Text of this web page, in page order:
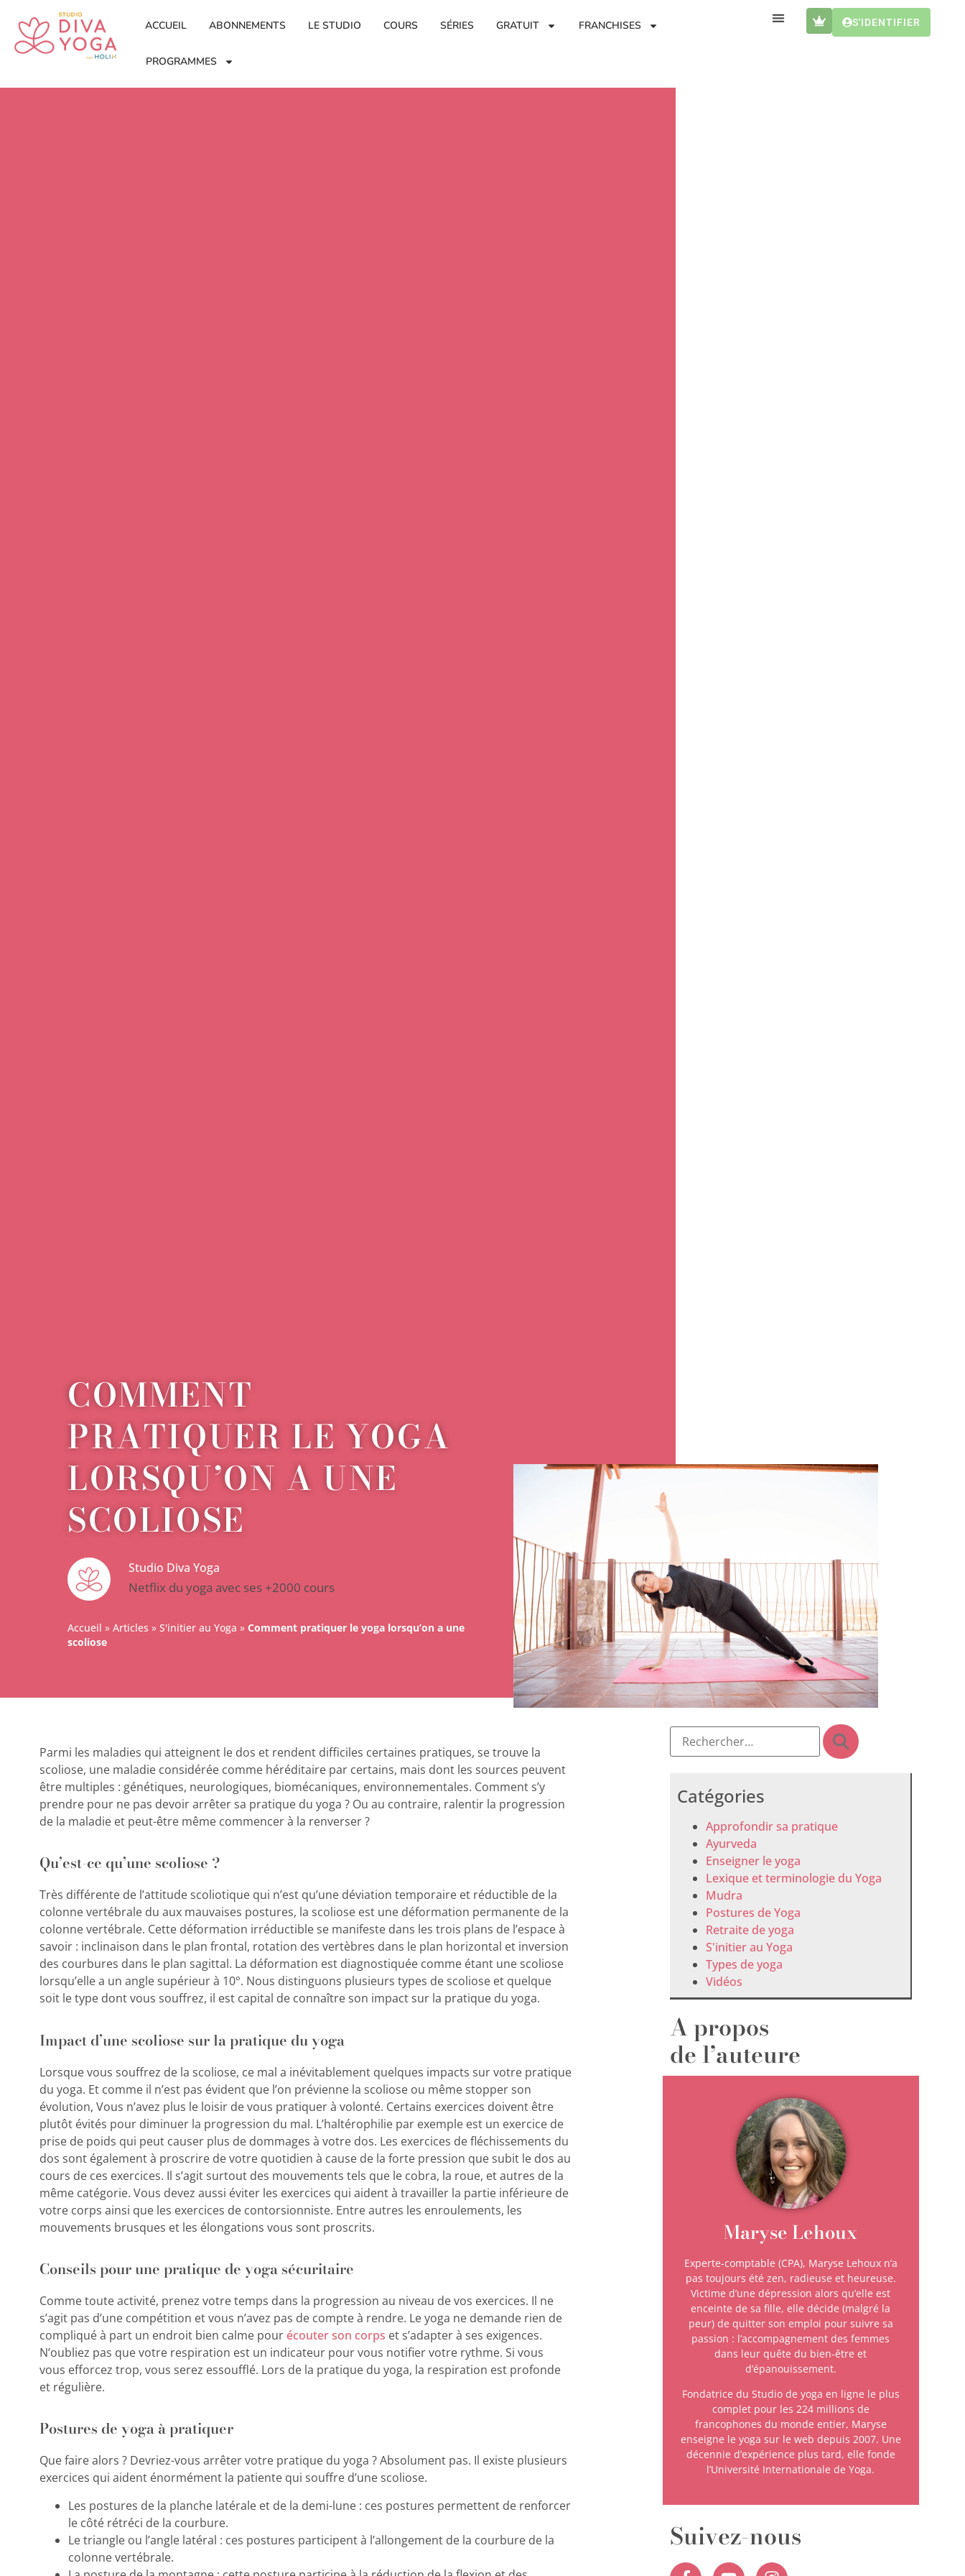
ACCUEIL ABONNEMENTS LE STUDIO COURS SÉRIES GRATUIT FRANCHISES
PROGRAMMES
S'IDENTIFIER
COMMENT
PRATIQUER LE YOGA
LORSQU’ON A UNE
SCOLIOSE
Studio Diva Yoga
Netflix du yoga avec ses +2000 cours
Accueil »Articles »S'initier au Yoga »Comment pratiquer le yoga lorsqu’on a une
scoliose
Parmi les maladies qui atteignent le dos et rendent difficiles certaines pratiques, se trouve la
scoliose, une maladie considérée comme héréditaire par certains, mais dont les sources peuvent
être multiples : génétiques, neurologiques, biomécaniques, environnementales. Comment s’y
prendre pour ne pas devoir arrêter sa pratique du yoga ? Ou au contraire, ralentir la progression
de la maladie et peut-être même commencer à la renverser ?
Qu’est-ce qu’une scoliose ?
Très différente de l’attitude scoliotique qui n’est qu’une déviation temporaire et réductible de la
colonne vertébrale du aux mauvaises postures, la scoliose est une déformation permanente de la
colonne vertébrale. Cette déformation irréductible se manifeste dans les trois plans de l’espace à
savoir : inclinaison dans le plan frontal, rotation des vertèbres dans le plan horizontal et inversion
des courbures dans le plan sagittal. La déformation est diagnostiquée comme étant une scoliose
lorsqu’elle a un angle supérieur à 10°. Nous distinguons plusieurs types de scoliose et quelque
soit le type dont vous souffrez, il est capital de connaître son impact sur la pratique du yoga.
Impact d’une scoliose sur la pratique du yoga
Lorsque vous souffrez de la scoliose, ce mal a inévitablement quelques impacts sur votre pratique
du yoga. Et comme il n’est pas évident que l’on prévienne la scoliose ou même stopper son
évolution, Vous n’avez plus le loisir de vous pratiquer à volonté. Certains exercices doivent être
plutôt évités pour diminuer la progression du mal. L’haltérophilie par exemple est un exercice de
prise de poids qui peut causer plus de dommages à votre dos. Les exercices de fléchissements du
dos sont également à proscrire de votre quotidien à cause de la forte pression que subit le dos au
cours de ces exercices. Il s’agit surtout des mouvements tels que le cobra, la roue, et autres de la
même catégorie. Vous devez aussi éviter les exercices qui aident à travailler la partie inférieure de
votre corps ainsi que les exercices de contorsionniste. Entre autres les enroulements, les
mouvements brusques et les élongations vous sont proscrits.
Conseils pour une pratique de yoga sécuritaire
Comme toute activité, prenez votre temps dans la progression au niveau de vos exercices. Il ne
s’agit pas d’une compétition et vous n’avez pas de compte à rendre. Le yoga ne demande rien de
compliqué à part un endroit bien calme pour écouter son corps et s’adapter à ses exigences.
N’oubliez pas que votre respiration est un indicateur pour vous notifier votre rythme. Si vous
vous efforcez trop, vous serez essoufflé. Lors de la pratique du yoga, la respiration est profonde
et régulière.
Postures de yoga à pratiquer
Que faire alors ? Devriez-vous arrêter votre pratique du yoga ? Absolument pas. Il existe plusieurs
exercices qui aident énormément la patiente qui souffre d’une scoliose.
Les postures de la planche latérale et de la demi-lune : ces postures permettent de renforcer
le côté rétréci de la courbure.
Le triangle ou l’angle latéral : ces postures participent à l’allongement de la courbure de la
colonne vertébrale.
Catégories
Approfondir sa pratique
Ayurveda
Enseigner le yoga
Lexique et terminologie du Yoga
Mudra
Postures de Yoga
Retraite de yoga
S'initier au Yoga
Types de yoga
Vidéos
A propos
de l’auteure
Maryse Lehoux
Experte-comptable (CPA), Maryse Lehoux n’a
pas toujours été zen, radieuse et heureuse.
Victime d’une dépression alors qu’elle est
enceinte de sa fille, elle décide (malgré la
peur) de quitter son emploi pour suivre sa
passion : l’accompagnement des femmes
dans leur quête du bien-être et
d’épanouissement.
Fondatrice du Studio de yoga en ligne le plus
complet pour les 224 millions de
francophones du monde entier, Maryse
enseigne le yoga sur le web depuis 2007. Une
décennie d’expérience plus tard, elle fonde
l’Université Internationale de Yoga.
Suivez-nous